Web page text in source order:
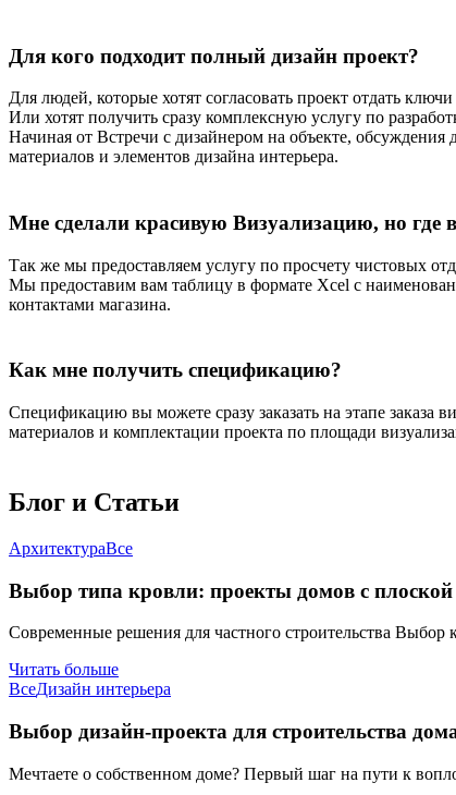
Для кого подходит полный дизайн проект?
Для людей, которые хотят согласовать проект отдать
Или хотят получить сразу комплексную услугу по
Начиная от Встречи с дизайнером на объекте,
материалов и элементов дизайна интерьера.
Мне сделали красивую Визуализацию, но где
Так же мы предоставляем услугу по просчету чистовых
Мы предоставим вам таблицу в формате Xcel с
контактами магазина.
Как мне получить спецификацию?
Спецификацию вы можете сразу заказать на этапе заказа
материалов и комплектации проекта по площади
Блог и Статьи
АрхитектураВсе
Выбор типа кровли: проекты домов с
Современные решения для частного строительства
Читать больше
ВсеДизайн интерьера
Выбор дизайн-проекта для строительства
Мечтаете о собственном доме? Первый шаг на пути к